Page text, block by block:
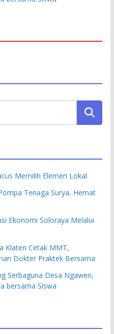
Memilih Elemen Lokal
Tenaga Surya, Hemat
Ekonomi Soloraya Melalui
Klaten Cetak MMT,
Dokter Praktek Bersama
Serbaguna Desa Ngawen,
bersama Siswa